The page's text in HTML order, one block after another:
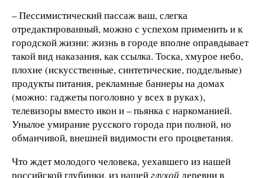
– Пессимистический пассаж ваш, слегка
отредактированный, можно с успехом применить и к
городской жизни: жизнь в городе вполне оправдывает
такой вид наказания, как ссылка. Тоска, хмурое небо,
плохие (искусственные, синтетические, поддельные)
продукты питания, рекламные баннеры на домах
(можно: гаджеты поголовно у всех в руках),
телевизоры вместо икон и – пьянка с наркоманией.
Унылое умирание русского города при полной, но
обманчивой, внешней видимости его процветания.
Что ждет молодого человека, уехавшего из нашей
российской глубинки, из нашейглухойдеревни в